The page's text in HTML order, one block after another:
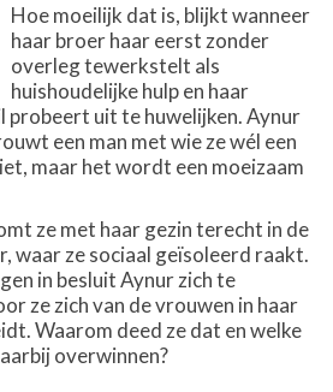
Hoe moeilijk dat is, blijkt wanneer
haar broer haar eerst zonder
overleg tewerkstelt als
huishoudelijke hulp en haar
probeert uit te huwelijken. Aynur
een man met wie ze wél een
maar het wordt een moeizaam
ze met haar gezin terecht in de
waar ze sociaal geïsoleerd raakt.
in besluit Aynur zich te
ze zich van de vrouwen in haar
Waarom deed ze dat en welke
overwinnen?